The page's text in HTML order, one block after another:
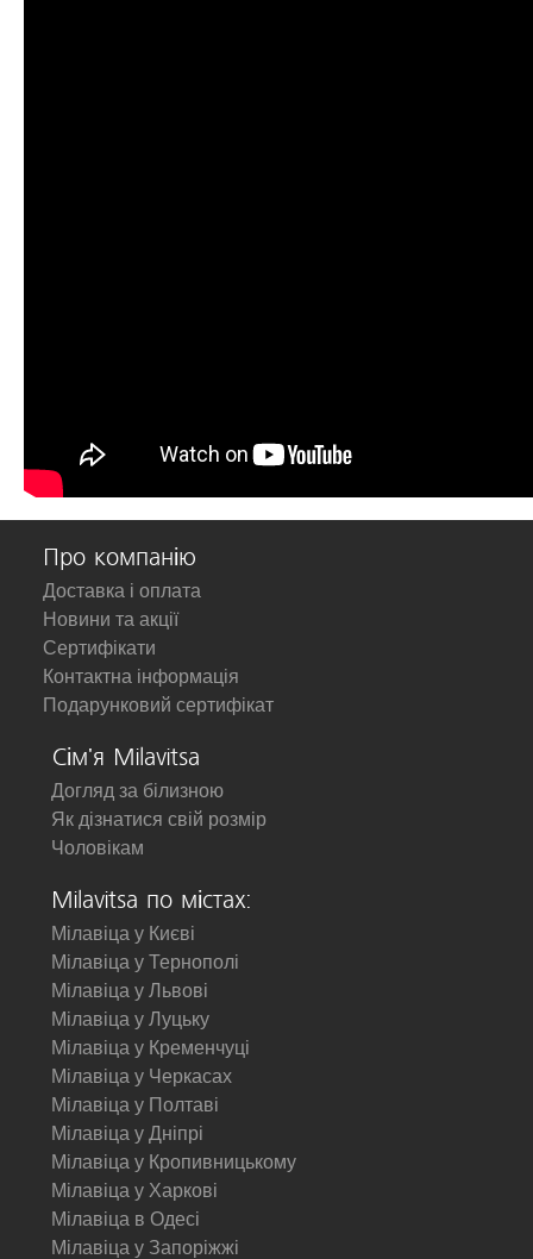
Про компанію
Доставка і оплата
Новини та акції
Сертифікати
Контактна інформація
Подарунковий сертифікат
Сім'я Milavitsa
Догляд за білизною
Як дізнатися свій розмір
Чоловікам
Milavitsa по містах:
Мілавіца у Києві
Мілавіца у Тернополі
Мілавіца у Львові
Мілавіца у Луцьку
Мілавіца у Кременчуці
Мілавіца у Черкасах
Мілавіца у Полтаві
Мілавіца у Дніпрі
Мілавіца у Кропивницькому
Мілавіца у Харкові
Мілавіца в Одесі
Мілавіца у Запоріжжі